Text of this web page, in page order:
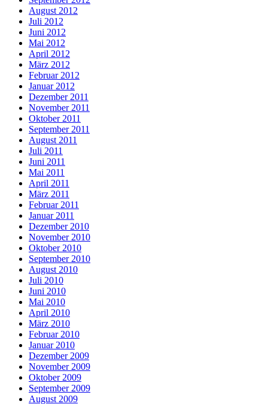
August 2012
Juli 2012
Juni 2012
Mai 2012
April 2012
März 2012
Februar 2012
Januar 2012
Dezember 2011
November 2011
Oktober 2011
September 2011
August 2011
Juli 2011
Juni 2011
Mai 2011
April 2011
März 2011
Februar 2011
Januar 2011
Dezember 2010
November 2010
Oktober 2010
September 2010
August 2010
Juli 2010
Juni 2010
Mai 2010
April 2010
März 2010
Februar 2010
Januar 2010
Dezember 2009
November 2009
Oktober 2009
September 2009
August 2009